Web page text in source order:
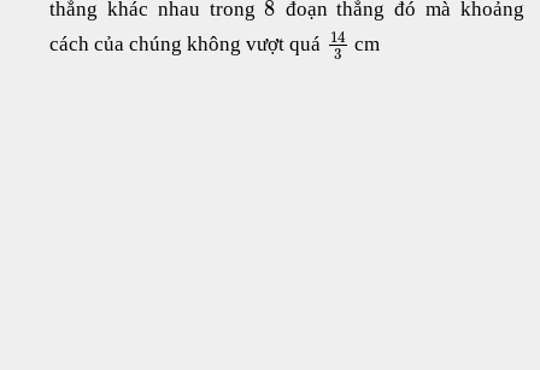
thẳng khác nhau trong8 đoạn thẳng đó mà khoảng
cách của chúng không vượt quá 14
3
cm